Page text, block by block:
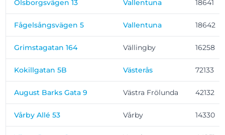
Olsborgsvägen 13 Vallentuna 18641
Fågelsångsvägen 5 Vallentuna 18642
Grimstagatan 164 Vällingby 16258
Kokillgatan 5B Västerås 72133
August Barks Gata 9 Västra Frölunda 42132
Vårby Allé 53 Vårby 14330